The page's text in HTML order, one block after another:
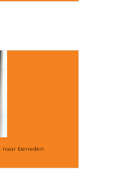
naar beneden